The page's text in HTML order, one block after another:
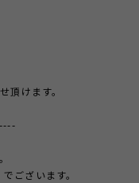
頂けます。
ございます。